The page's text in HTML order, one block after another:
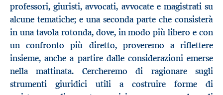
professori, giuristi, avvocati, avvocate e magistrati su
alcune tematiche; e una seconda parte che consisterà
in una tavola rotonda, dove, in modo più libero e con
un confronto più diretto, proveremo a riflettere
insieme, anche a partire dalle considerazioni emerse
nella mattinata. Cercheremo di ragionare sugli
strumenti giuridici utili a costruire forme di